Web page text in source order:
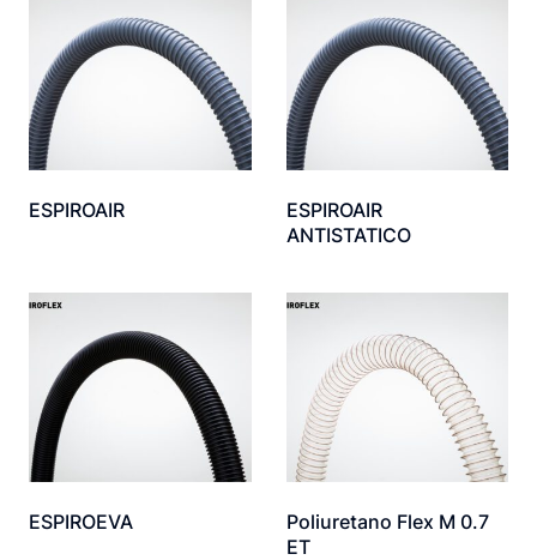
ESPIROAIR
ESPIROAIR
ANTISTATICO
ESPIROEVA
Poliuretano Flex M 0.7
ET